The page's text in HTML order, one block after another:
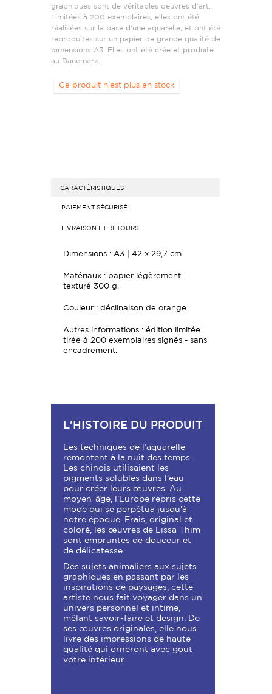
graphiques sont de véritables oeuvres d'art.
Limitées à 200 exemplaires, elles ont été
réalisées sur la base d'une aquarelle, et ont été
reproduites sur un papier de grande qualité de
dimensions A3. Elles ont été crée et produite
au Danemark.
Ce produit n'est plus en stock
CARACTÉRISTIQUES
PAIEMENT SÉCURISÉ
LIVRAISON ET RETOURS
Dimensions : A3 | 42 x 29,7 cm
Matériaux : papier légèrement
texturé 300 g.
Couleur : déclinaison de orange
Autres informations : édition limitée
tirée à 200 exemplaires signés - sans
encadrement.
L'HISTOIRE DU PRODUIT
Les techniques de l’aquarelle
remontent à la nuit des temps.
Les chinois utilisaient les
pigments solubles dans l’eau
pour créer leurs œuvres. Au
moyen-âge, l’Europe repris cette
mode qui se perpétua jusqu'à
notre époque. Frais, original et
coloré, les œuvres de Lissa Thim
sont empruntes de douceur et
de délicatesse.
Des sujets animaliers aux sujets
graphiques en passant par les
inspirations de paysages, cette
artiste nous fait voyager dans un
univers personnel et intime,
mêlant savoir-faire et design. De
ses œuvres originales, elle nous
livre des impressions de haute
qualité qui orneront avec gout
votre intérieur.